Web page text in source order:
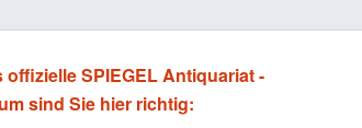
offizielle SPIEGEL Antiquariat -
sind Sie hier richtig: